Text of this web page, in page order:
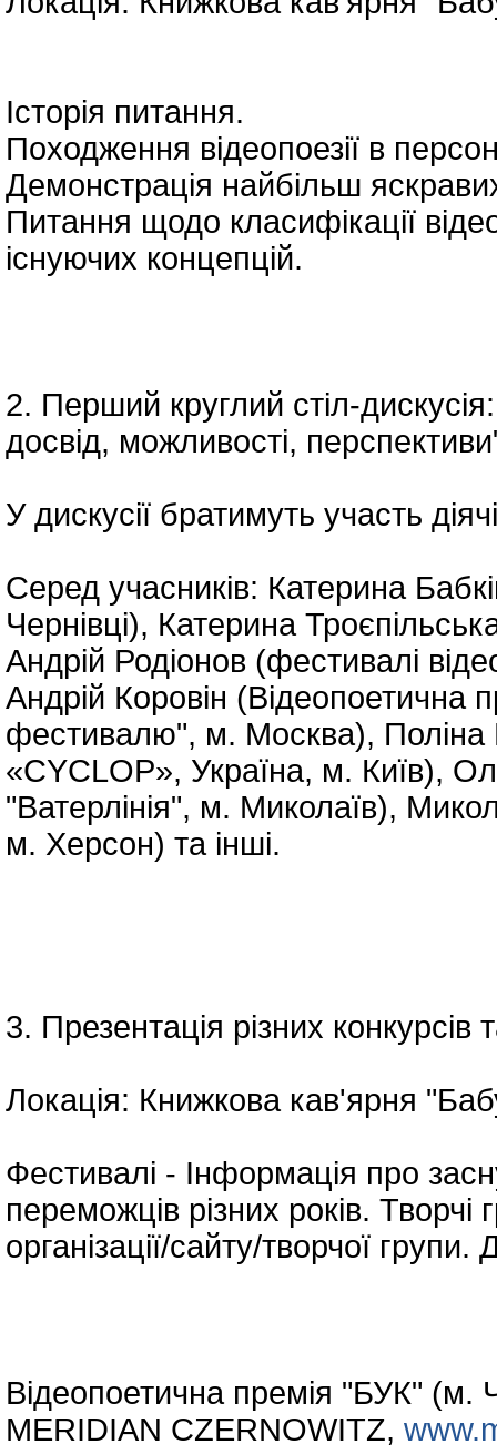
Історія питання.
Походження відеопоезії в
Демонстрація найбільш
Питання щодо класифікації
існуючих концепцій.
2. Перший круглий стіл-
досвід, можливості,
У дискусії братимуть участь
Серед учасників: Катерина
Чернівці), Катерина
Андрій Родіонов (фестивалі
Андрій Коровін (Відеопоетична
фестивалю", м. Москва), Поліна
«CYCLOP», Україна, м. Київ),
"Ватерлінія", м. Миколаїв),
м. Херсон) та інші.
3. Презентація різних конкурсів
Локація: Книжкова кав'ярня
Фестивалі - Інформація про
переможців різних років. Творчі
організації/сайту/творчої
Відеопоетична премія "БУК" (м.
MERIDIAN CZERNOWITZ,